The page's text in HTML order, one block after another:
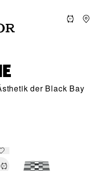
der Black Bay